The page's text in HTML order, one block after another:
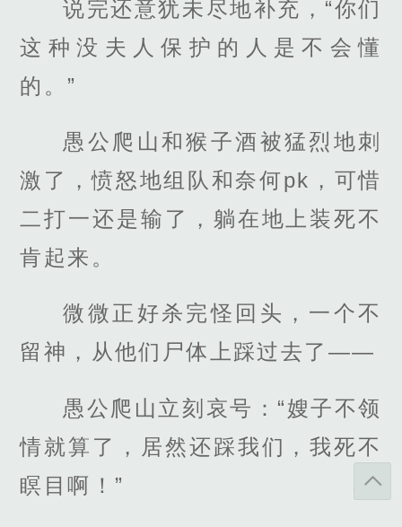
说完还意犹未尽地补充，“你们
这种没夫人保护的人是不会懂
的。”
愚公爬山和猴子酒被猛烈地刺
激了，愤怒地组队和奈何pk，可惜
二打一还是输了，躺在地上装死不
肯起来。
微微正好杀完怪回头，一个不
留神，从他们尸体上踩过去了——
愚公爬山立刻哀号：“嫂子不领
情就算了，居然还踩我们，我死不
瞑目啊！”